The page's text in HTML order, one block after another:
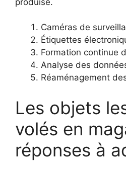
Caméras de
Étiquettes
Formation continue
Analyse des
Réaménagement
Les objets
volés en
réponses à